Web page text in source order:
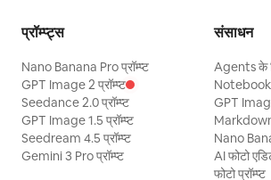
प्रॉम्प्ट्स
Nano Banana Pro प्रॉम्प्ट
GPT Image 2 प्रॉम्प्ट
Seedance 2.0 प्रॉम्प्ट
GPT Image 1.5 प्रॉम्प्ट
Seedream 4.5 प्रॉम्प्ट
Gemini 3 Pro प्रॉम्प्ट
संसाधन
Agents के
GPT
Nano
AI फोटो
फोटो प्रॉम्प्ट